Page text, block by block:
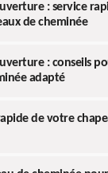
: service
de cheminée
: conseils
adapté
de votre